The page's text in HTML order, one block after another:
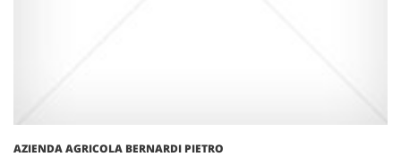
AZIENDA AGRICOLA BERNARDI PIETRO